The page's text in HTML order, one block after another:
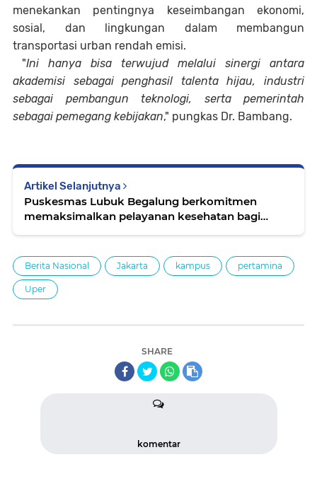
menekankan pentingnya keseimbangan ekonomi,
sosial, dan lingkungan dalam membangun
transportasi urban rendah emisi.
"Ini hanya bisa terwujud melalui sinergi antara
akademisi sebagai penghasil talenta hijau, industri
sebagai pembangun teknologi, serta pemerintah
sebagai pemegang kebijakan," pungkas Dr. Bambang.
Artikel Selanjutnya
Puskesmas Lubuk Begalung berkomitmen
memaksimalkan pelayanan kesehatan bagi
Berita Nasional Jakarta kampus pertamina
Uper
SHARE
komentar